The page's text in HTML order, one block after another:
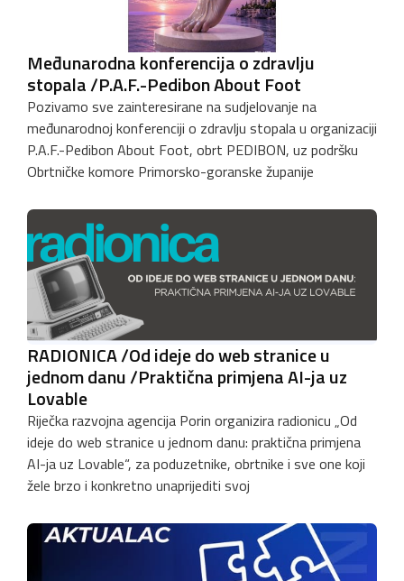
Međunarodna konferencija o zdravlju
stopala /P.A.F.-Pedibon About Foot
Pozivamo sve zainteresirane na sudjelovanje na
međunarodnoj konferenciji o zdravlju stopala u organizaciji
P.A.F.-Pedibon About Foot, obrt PEDIBON, uz podršku
Obrtničke komore Primorsko-goranske županije
RADIONICA /Od ideje do web stranice u
jednom danu /Praktična primjena AI-ja uz
Lovable
Riječka razvojna agencija Porin organizira radionicu „Od
ideje do web stranice u jednom danu: praktična primjena
AI-ja uz Lovable“, za poduzetnike, obrtnike i sve one koji
žele brzo i konkretno unaprijediti svoj